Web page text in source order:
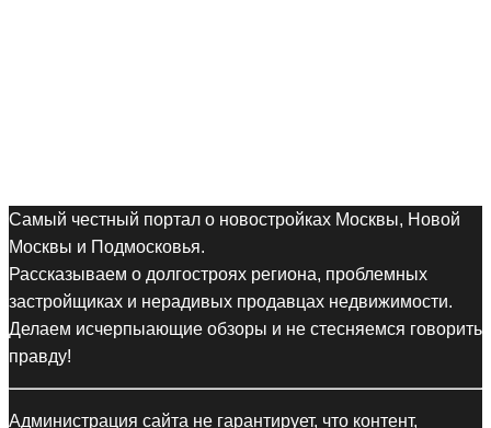
Самый честный портал о новостройках Москвы, Новой
Москвы и Подмосковья.
Рассказываем о долгостроях региона, проблемных
застройщиках и нерадивых продавцах недвижимости.
Делаем исчерпыающие обзоры и не стесняемся говорить
правду!
Администрация сайта не гарантирует, что контент,